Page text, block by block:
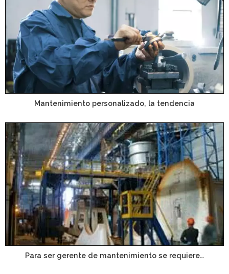
Mantenimiento personalizado, la tendencia
Para ser gerente de mantenimiento se requiere…